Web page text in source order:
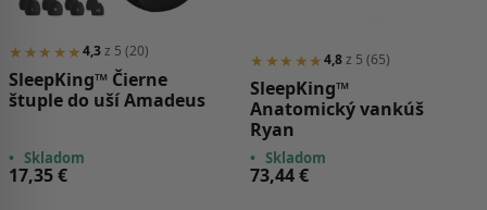
★★★★★4,3z 5 (20)
SleepKing™ Čierne
štuple do uší Amadeus
• Skladom
17,35€
★★★★★4,8z 5 (65)
SleepKing™
Anatomický vankúš
Ryan
• Skladom
73,44€